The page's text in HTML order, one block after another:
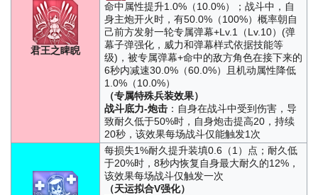
君王之睥睨
命中属性提升1.0%（10.0%）；战斗中，自
身主炮开火时，有50.0%（100%）概率朝自
己前方发射一轮专属弹幕+Lv.1（Lv.10）(弹
幕子弹强化，威力和弹幕样式依据技能等
级)，被专属弹幕+命中的敌方角色在接下来的
6秒内减速30.0%（60.0%）且机动属性降低
1.0%（10.0%）
（专属特殊兵装效果）
战斗底力-炮击：自身在战斗中受到伤害，导
致耐久低于50%时，自身炮击提高20，持续
20秒，该效果每场战斗仅能触发1次
每损失1%耐久提升装填0.6（1）点；耐久低
于20%时，8秒内恢复自身最大耐久的12%，
该效果每场战斗仅触发一次
（天运拟合V强化）